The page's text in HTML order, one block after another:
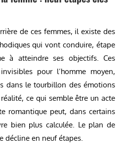
de ces femmes, il existe des
qui vont conduire, étape
à atteindre ses objectifs. Ces
pour l’homme moyen,
dans le tourbillon des émotions
ce qui semble être un acte
romantique peut, dans certains
bien plus calculée. Le plan de
décline en neuf étapes.